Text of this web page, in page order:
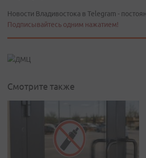
Новости Владивостока в Telegram -
Подписывайтесь одним нажатием!
Смотрите также